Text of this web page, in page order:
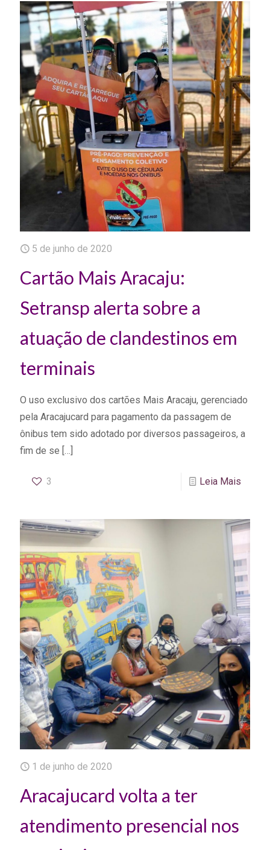
5 de junho de 2020
Cartão Mais Aracaju:
Setransp alerta sobre a
atuação de clandestinos em
terminais
O uso exclusivo dos cartões Mais Aracaju, gerenciado
pela Aracajucard para pagamento da passagem de
ônibus tem sido adotado por diversos passageiros, a
fim de se […]
3 Leia Mais
1 de junho de 2020
Aracajucard volta a ter
atendimento presencial nos